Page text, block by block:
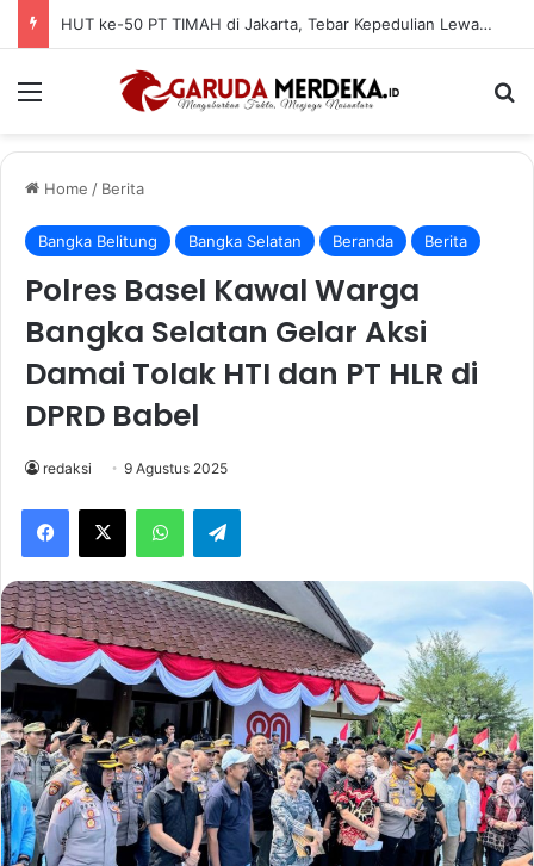
HUT ke-50 PT TIMAH di Jakarta, Tebar Kepedulian Lewat Donor Darah
Menu
Home / Berita
Bangka Belitung Bangka Selatan Beranda Berita
Polres Basel Kawal Warga
Bangka Selatan Gelar Aksi
Damai Tolak HTI dan PT HLR di
DPRD Babel
redaksi 9 Agustus 2025
Facebook
X WhatsAppTelegram